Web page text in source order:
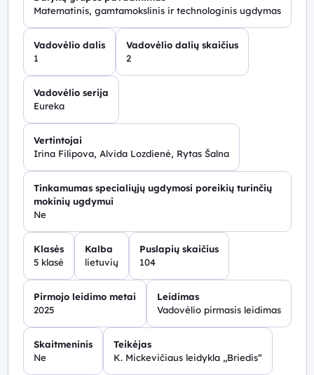
Matematinis, gamtamokslinis ir technologinis ugdymas
Vadovėlio dalis
1
Vadovėlio dalių skaičius
2
Vadovėlio serija
Eureka
Vertintojai
Irina Filipova, Alvida Lozdienė, Rytas Šalna
Tinkamumas specialiųjų ugdymosi poreikių turinčių
mokinių ugdymui
Ne
Klasės
5 klasė
Kalba
lietuvių
Puslapių skaičius
104
Pirmojo leidimo metai
2025
Leidimas
Vadovėlio pirmasis leidimas
Skaitmeninis
Ne
Teikėjas
K. Mickevičiaus leidykla „Briedis“